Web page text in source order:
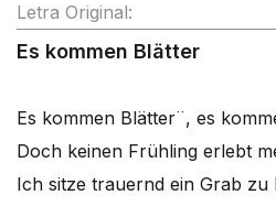
Letra Original:
Es kommen Blätter
Es kommen Blätter¨, es
Doch keinen Frühling erlebt
Ich sitze trauernd ein Grab zu